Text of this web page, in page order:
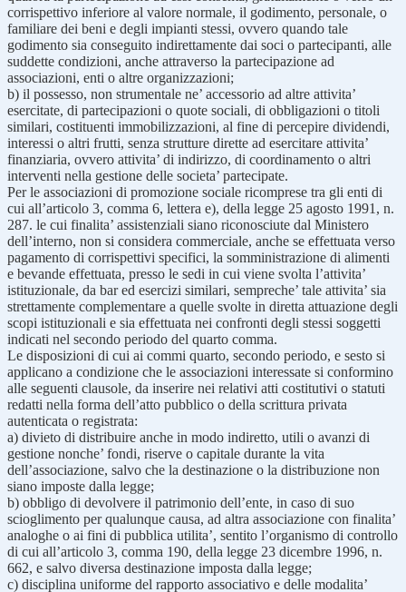
corrispettivo inferiore al valore normale, il godimento, personale, o
familiare dei beni e degli impianti stessi, ovvero quando tale
godimento sia conseguito indirettamente dai soci o partecipanti, alle
suddette condizioni, anche attraverso la partecipazione ad
associazioni, enti o altre organizzazioni;
b) il possesso, non strumentale ne’ accessorio ad altre attivita’
esercitate, di partecipazioni o quote sociali, di obbligazioni o titoli
similari, costituenti immobilizzazioni, al fine di percepire dividendi,
interessi o altri frutti, senza strutture dirette ad esercitare attivita’
finanziaria, ovvero attivita’ di indirizzo, di coordinamento o altri
interventi nella gestione delle societa’ partecipate.
Per le associazioni di promozione sociale ricomprese tra gli enti di
cui all’articolo 3, comma 6, lettera e), della legge 25 agosto 1991, n.
287. le cui finalita’ assistenziali siano riconosciute dal Ministero
dell’interno, non si considera commerciale, anche se effettuata verso
pagamento di corrispettivi specifici, la somministrazione di alimenti
e bevande effettuata, presso le sedi in cui viene svolta l’attivita’
istituzionale, da bar ed esercizi similari, sempreche’ tale attivita’ sia
strettamente complementare a quelle svolte in diretta attuazione degli
scopi istituzionali e sia effettuata nei confronti degli stessi soggetti
indicati nel secondo periodo del quarto comma.
Le disposizioni di cui ai commi quarto, secondo periodo, e sesto si
applicano a condizione che le associazioni interessate si conformino
alle seguenti clausole, da inserire nei relativi atti costitutivi o statuti
redatti nella forma dell’atto pubblico o della scrittura privata
autenticata o registrata:
a) divieto di distribuire anche in modo indiretto, utili o avanzi di
gestione nonche’ fondi, riserve o capitale durante la vita
dell’associazione, salvo che la destinazione o la distribuzione non
siano imposte dalla legge;
b) obbligo di devolvere il patrimonio dell’ente, in caso di suo
scioglimento per qualunque causa, ad altra associazione con finalita’
analoghe o ai fini di pubblica utilita’, sentito l’organismo di controllo
di cui all’articolo 3, comma 190, della legge 23 dicembre 1996, n.
662, e salvo diversa destinazione imposta dalla legge;
c) disciplina uniforme del rapporto associativo e delle modalita’